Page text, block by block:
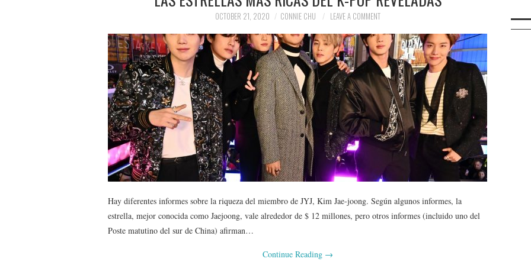
OCTOBER 21, 2020 CONNIE CHU LEAVE A COMMENT
Hay diferentes informes sobre la riqueza del miembro de JYJ, Kim Jae-joong. Según algunos informes, la
estrella, mejor conocida como Jaejoong, vale alrededor de $ 12 millones, pero otros informes (incluido uno del
Poste matutino del sur de China) afirman…
Continue Reading →